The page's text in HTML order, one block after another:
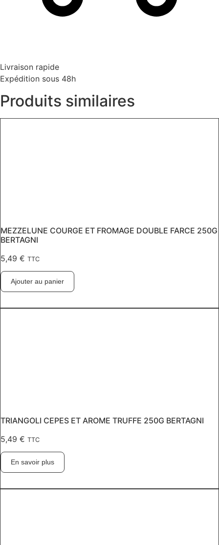
Livraison rapide
Expédition sous 48h
Produits similaires
MEZZELUNE COURGE ET FROMAGE DOUBLE FARCE 250G
BERTAGNI
5,49 € TTC
Ajouter au panier
TRIANGOLI CEPES ET AROME TRUFFE 250G BERTAGNI
5,49 € TTC
En savoir plus